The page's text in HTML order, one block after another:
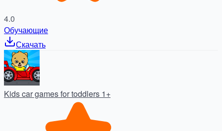
4.0
Обучающие
Скачать
Kids car games for toddlers 1+